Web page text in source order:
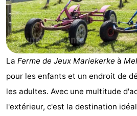
Martina
Campings
Chambre
d'hôtes
Chaumières
-
Duinzicht
-
La Ferme de Jeux Mariekerke à
pour les enfants et un endroit de
les adultes. Avec une multitude
l'extérieur, c'est la destination